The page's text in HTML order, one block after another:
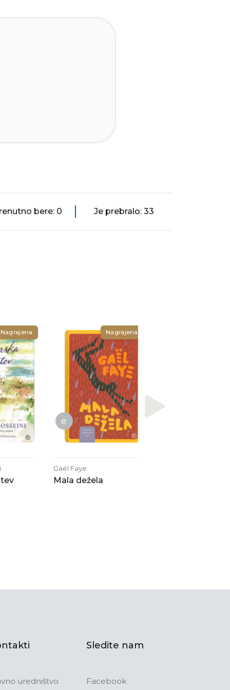
bere: 0 Je prebralo: 33
Nagrajena Nagrajena
e
Gaël Faye
Mala dežela
uredništvo
Sledite nam
Facebook